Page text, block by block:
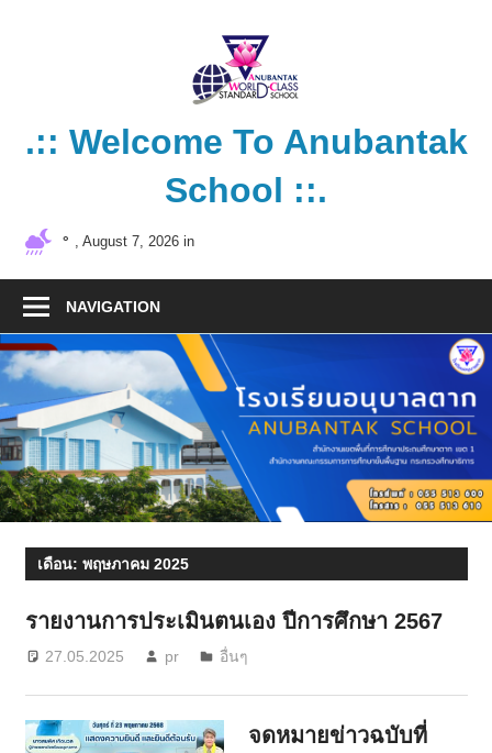
.:: Welcome To Anubantak
School ::.
โรงเรียน
สากล
° , August 7, 2026 in
NAVIGATION
เดือน: พฤษภาคม 2025
รายงานการประเมินตนเอง ปีการศึกษา 2567
27.05.2025 pr อื่นๆ
จดหมายข่าวฉบับที่